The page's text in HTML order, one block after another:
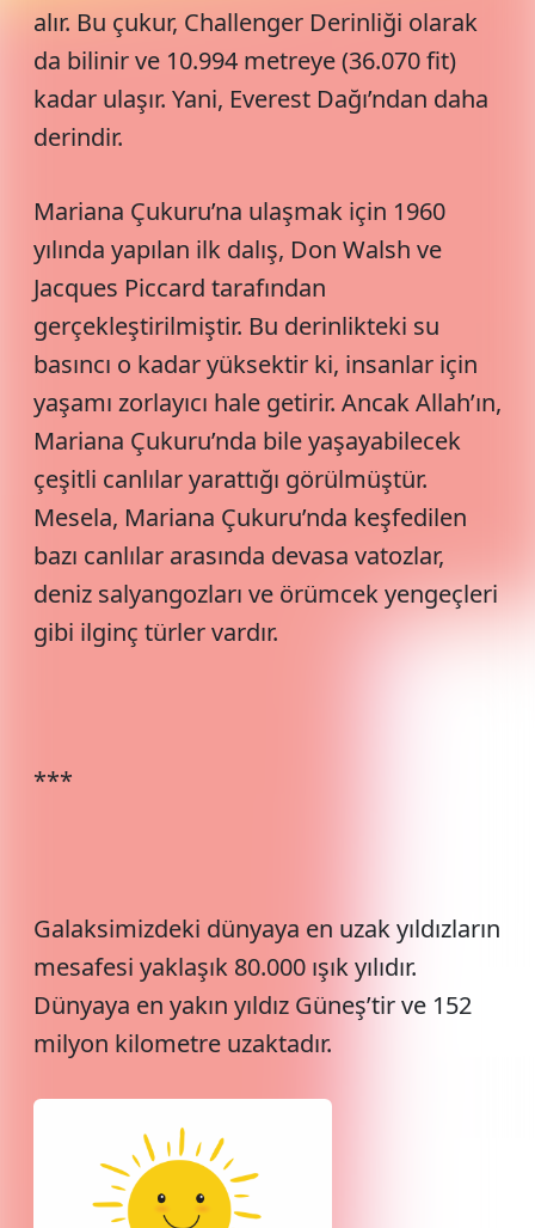
alır. Bu çukur, Challenger Derinliği olarak
da bilinir ve 10.994 metreye (36.070 fit)
kadar ulaşır. Yani, Everest Dağı’ndan daha
derindir.
Mariana Çukuru’na ulaşmak için 1960
yılında yapılan ilk dalış, Don Walsh ve
Jacques Piccard tarafından
gerçekleştirilmiştir. Bu derinlikteki su
basıncı o kadar yüksektir ki, insanlar için
yaşamı zorlayıcı hale getirir. Ancak Allah’ın,
Mariana Çukuru’nda bile yaşayabilecek
çeşitli canlılar yarattığı görülmüştür.
Mesela, Mariana Çukuru’nda keşfedilen
bazı canlılar arasında devasa vatozlar,
deniz salyangozları ve örümcek yengeçleri
gibi ilginç türler vardır.
***
Galaksimizdeki dünyaya en uzak yıldızların
mesafesi yaklaşık 80.000 ışık yılıdır.
Dünyaya en yakın yıldız Güneş’tir ve 152
milyon kilometre uzaktadır.